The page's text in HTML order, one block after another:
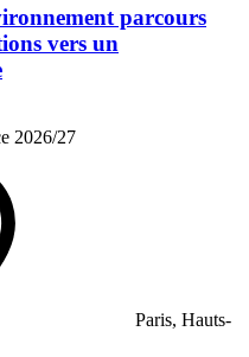
parcours
vers un
2026/27
Paris, Hauts-